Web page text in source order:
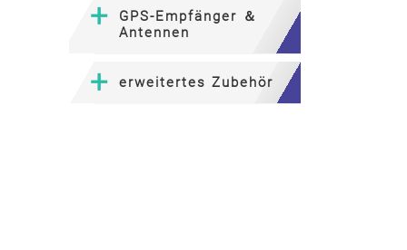
GPS-Empfänger ＆
Antennen
erweitertes Zubehör